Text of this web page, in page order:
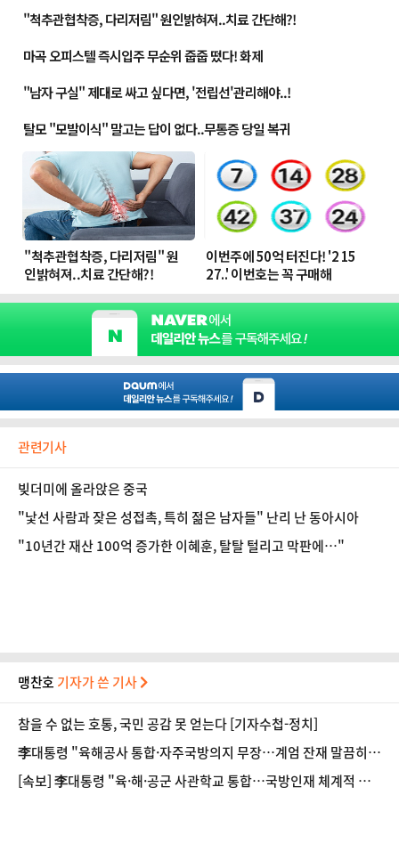
관련기사
빚더미에 올라앉은 중국
"낯선 사람과 잦은 성접촉, 특히 젊은 남자들" 난리 난 동아시아
"10년간 재산 100억 증가한 이혜훈, 탈탈 털리고 막판에…"
맹찬호 기자가 쓴 기사
참을 수 없는 호통, 국민 공감 못 얻는다 [기자수첩-정치]
李대통령 "육해공사 통합·자주국방의지 무장…계엄 잔재 말끔히
청산"
[속보] 李대통령 "육·해·공군 사관학교 통합…국방인재 체계적 양